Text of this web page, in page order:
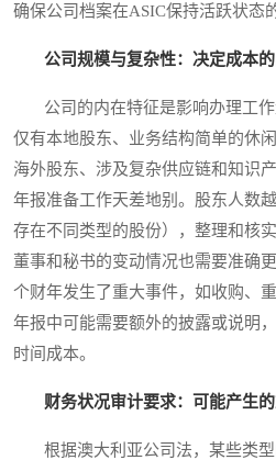
确保公司档案在ASIC保持活跃状态
公司规模与复杂性：决定成本
公司的内在特征是影响办理工作
仅有本地股东、业务结构简单的休
海外股东、涉及复杂供应链和知识
年报准备工作天差地别。股东人数
存在不同类型的股份），整理和核
董事和秘书的变动情况也需要准确
个财年发生了重大事件，如收购、
年报中可能需要额外的披露或说明
时间成本。
财务状况审计要求：可能产生
根据澳大利亚公司法，某些类型